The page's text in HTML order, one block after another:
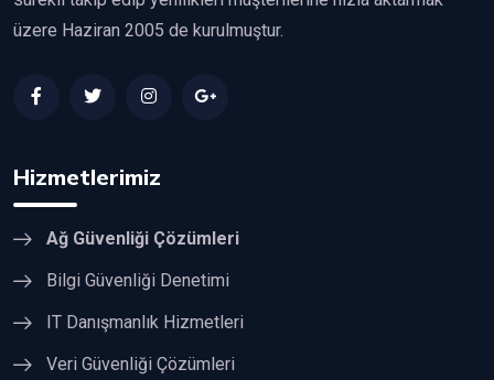
üzere Haziran 2005 de kurulmuştur.
Hizmetlerimiz
Ağ Güvenliği Çözümleri
Bilgi Güvenliği Denetimi
IT Danışmanlık Hizmetleri
Veri Güvenliği Çözümleri